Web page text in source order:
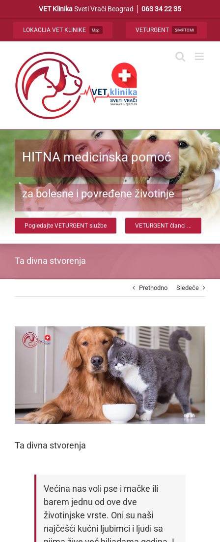
VET KlinikaSveti Vrači Beograd │ 063 34 22 35
LOKACIJA VET KLINIKE Map VETURGENT SIMPTOMI
HITNA medicinska pomoć
za bolesne i povređene životinje
Pogledajte VETURGENT službe VETURGENT članci ...
Ta divna stvorenja
Prethodno Sledeće
Larger
Image
Ta divna stvorenja
Većina nas voli pse i mačke ili
barem jednu od ove dve
životinjske vrste. Oni su naši
najčešći kućni ljubimci i ljudi sa